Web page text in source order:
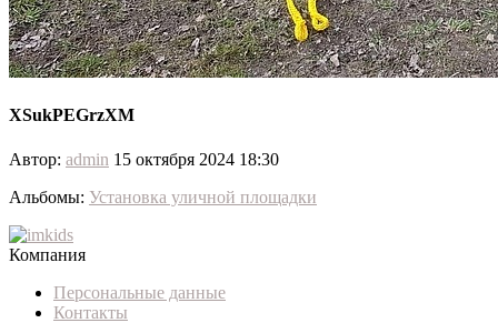
XSukPEGrzXM
Автор: admin 15 октября 2024 18:30
Альбомы: Установка уличной площадки
Компания
Персональные данные
Контакты